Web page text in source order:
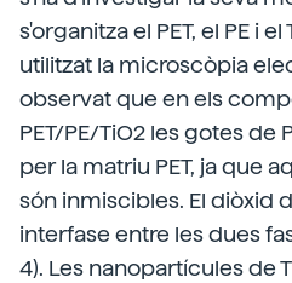
s'organitza el PET, el PE i el
utilitzat la microscòpia
observat que en els
PET/PE/TiO2 les gotes de
per la matriu PET, ja que
són inmiscibles. El diòxid
interfase entre les dues
4). Les nanopartícules de